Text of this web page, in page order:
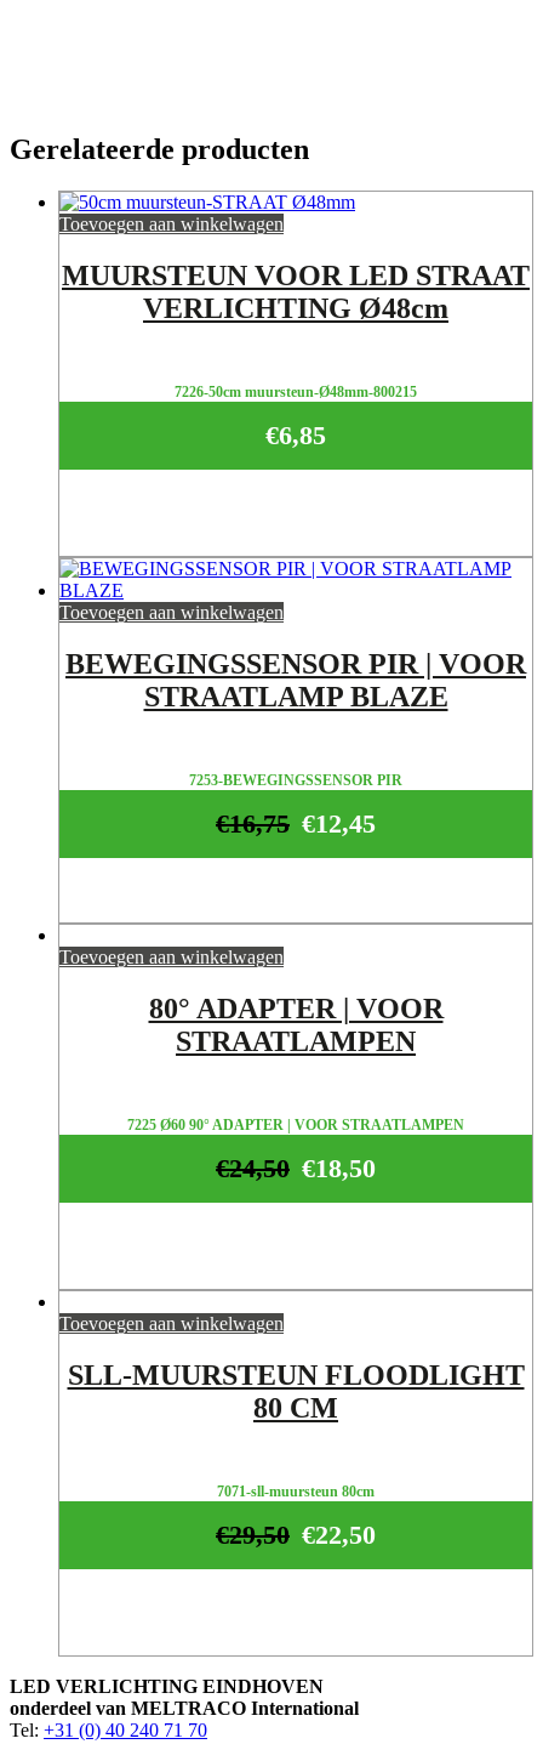
Gerelateerde producten
Toevoegen aan winkelwagen
MUURSTEUN VOOR LED STRAAT
VERLICHTING Ø48cm
7226-50cm muursteun-Ø48mm-800215
€6,85
Toevoegen aan winkelwagen
BEWEGINGSSENSOR PIR | VOOR
STRAATLAMP BLAZE
7253-BEWEGINGSSENSOR PIR
€12,45
€16,75
Toevoegen aan winkelwagen
80° ADAPTER | VOOR
STRAATLAMPEN
7225 Ø60 90° ADAPTER | VOOR STRAATLAMPEN
€18,50
€24,50
Toevoegen aan winkelwagen
SLL-MUURSTEUN FLOODLIGHT
80 CM
7071-sll-muursteun 80cm
€22,50
€29,50
LED VERLICHTING EINDHOVEN
onderdeel van MELTRACO International
Tel: +31 (0) 40 240 71 70